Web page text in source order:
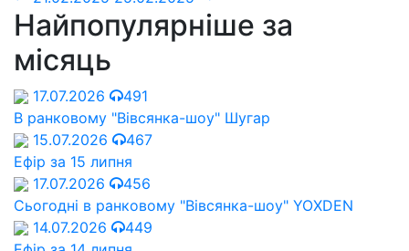
Найпопулярніше за
місяць
17.07.2026
491
В ранковому "Вівсянка-шоу" Шугар
15.07.2026
467
Ефір за 15 липня
17.07.2026
456
Сьогодні в ранковому "Вівсянка-шоу" YOXDEN
14.07.2026
449